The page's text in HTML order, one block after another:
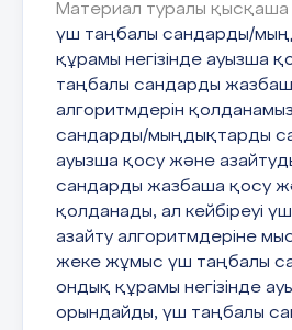
Б)730см-
Сергіту
сәті
2мин
Неро
Материал туралы қысқаша
үш таңбалы сандарды/
құрамы негізінде ауызша
таңбалы сандарды
алгоритмдерін
сандарды/мыңдықтарды
ауызша қосу және
сандарды жазбаша қосу
қолданады, ал кейбіреуі
азайту алгоритмдеріне
жеке жұмыс үш таңбалы
ондық құрамы негізінде
орындайды, үш таңбалы